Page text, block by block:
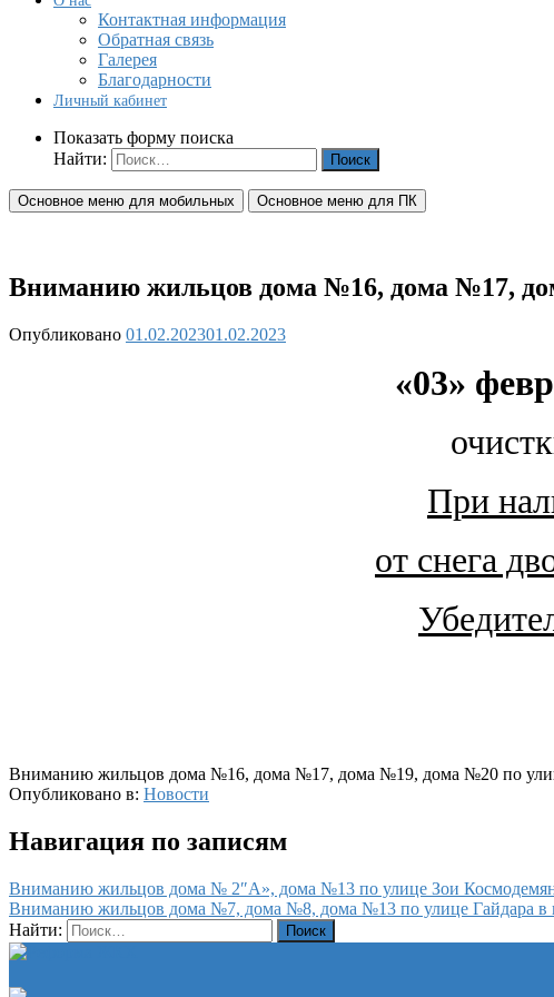
Контактная информация
Обратная связь
Галерея
Благодарности
Личный кабинет
Показать форму поиска
Найти:
Основное меню для мобильных Основное меню для ПК
Вниманию жильцов дома №16, дома №17,
Опубликовано 01.02.202301.02.2023
«03»
При
от снега
Вниманию жильцов дома №16, дома №17, дома №19, дома №20 по
Опубликовано в: Новости
Навигация по записям
Вниманию жильцов дома № 2″А», дома №13 по улице Зои
Вниманию жильцов дома №7, дома №8, дома №13 по улице Гайдара в
Найти: